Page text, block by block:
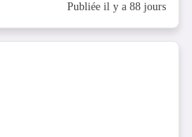
Publiée il y a 88 jours